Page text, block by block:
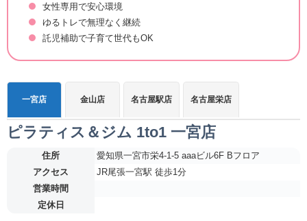
女性専用で安心環境
ゆるトレで無理なく継続
託児補助で子育て世代もOK
一宮店 金山店 名古屋駅店 名古屋栄店
ピラティス＆ジム 1to1 一宮店
住所
愛知県一宮市栄4-1-5 aaaビル6F Bフロア
アクセス
JR尾張一宮駅 徒歩1分
営業時間
定休日